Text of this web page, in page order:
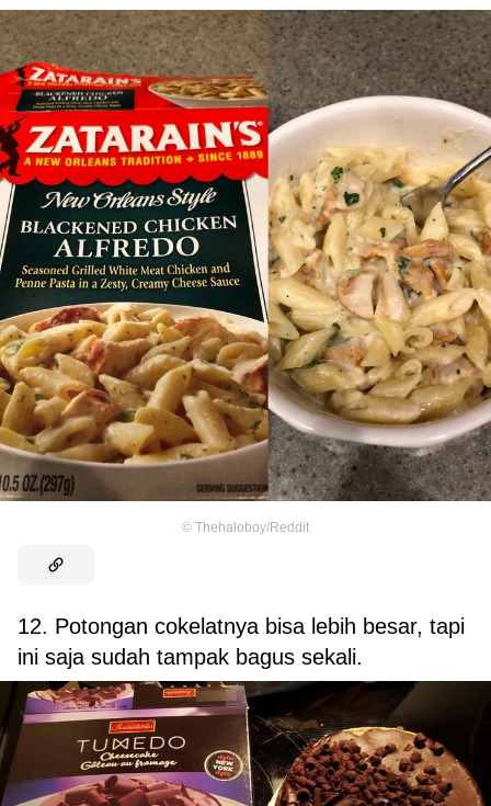
© Thehaloboy/Reddit
12. Potongan cokelatnya bisa lebih besar, tapi
ini saja sudah tampak bagus sekali.